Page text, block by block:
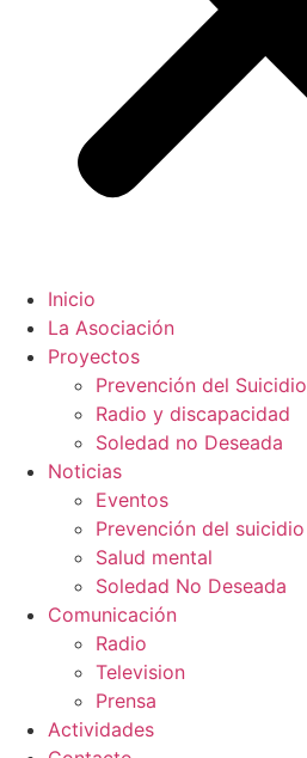
Inicio
La Asociación
Proyectos
Prevención del Suicidio
Radio y discapacidad
Soledad no Deseada
Noticias
Eventos
Prevención del suicidio
Salud mental
Soledad No Deseada
Comunicación
Radio
Television
Prensa
Actividades